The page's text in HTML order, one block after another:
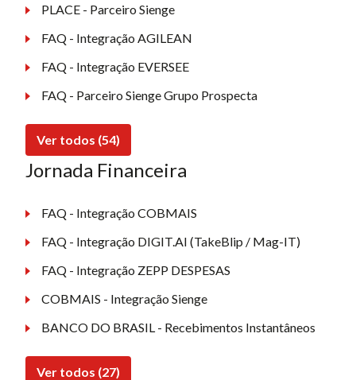
PLACE - Parceiro Sienge
FAQ - Integração AGILEAN
FAQ - Integração EVERSEE
FAQ - Parceiro Sienge Grupo Prospecta
Ver todos (54)
Jornada Financeira
FAQ - Integração COBMAIS
FAQ - Integração DIGIT.AI (TakeBlip / Mag-IT)
FAQ - Integração ZEPP DESPESAS
COBMAIS - Integração Sienge
BANCO DO BRASIL - Recebimentos Instantâneos
Ver todos (27)